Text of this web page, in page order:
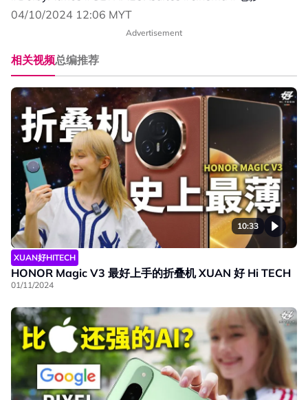
04/10/2024 12:06 MYT
Advertisement
相关视频总编推荐
10:33
XUAN好HITECH
HONOR Magic V3 最好上手的折叠机 XUAN 好 Hi TECH
01/11/2024